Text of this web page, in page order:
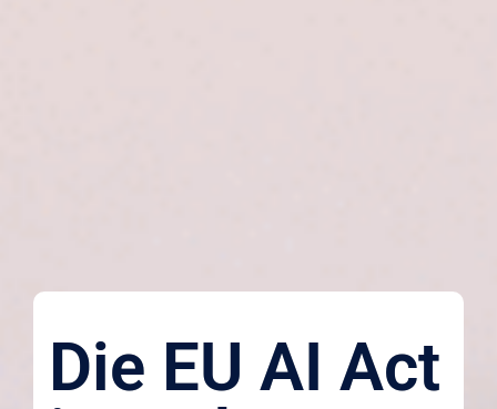
Die EU AI Act